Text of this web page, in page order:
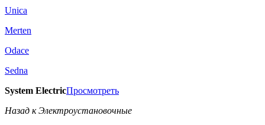
Unica
Merten
Odace
Sedna
System ElectricПросмотреть
Назад к Электроустановочные